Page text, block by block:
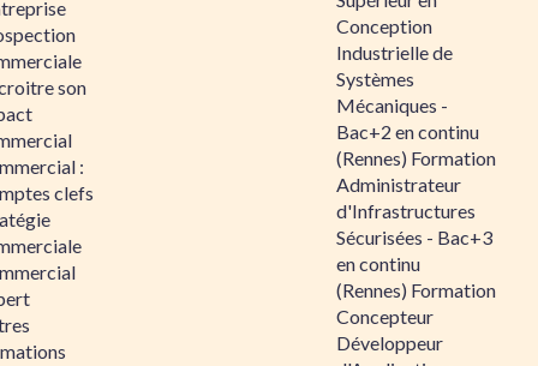
son
:
clefs
Conception
Industrielle de
Systèmes
Mécaniques -
Bac+2 en continu
(Rennes) Formation
Administrateur
d'Infrastructures
Sécurisées - Bac+3
en continu
(Rennes) Formation
Concepteur
Développeur